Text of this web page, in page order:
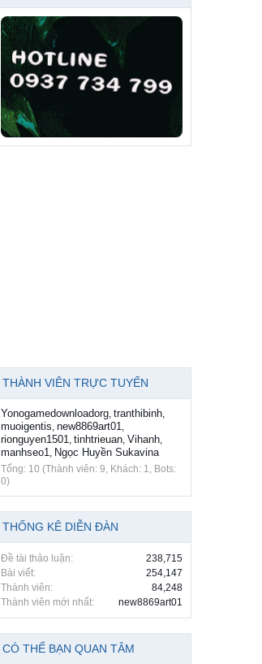
THÀNH VIÊN TRỰC TUYẾN
Yonogamedownloadorg, tranthibinh,
muoigentis, new8869art01,
rionguyen1501, tinhtrieuan, Vihanh,
manhseo1, Ngọc Huyền Sukavina
Tổng: 10 (Thành viên: 9, Khách: 1, Bots:
0)
THỐNG KÊ DIỄN ĐÀN
Đề tài thảo luận:
238,715
Bài viết:
254,147
Thành viên:
84,248
Thành viên mới nhất:
new8869art01
CÓ THỂ BẠN QUAN TÂM